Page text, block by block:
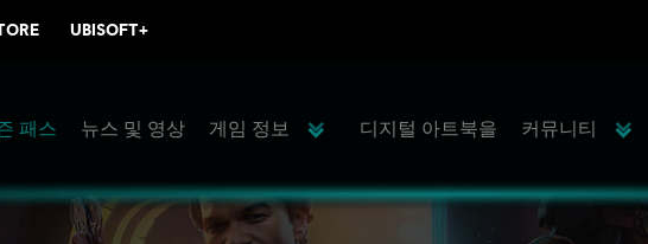
패스 뉴스 및 영상 게임 정보 디지털 아트북을 커뮤니티